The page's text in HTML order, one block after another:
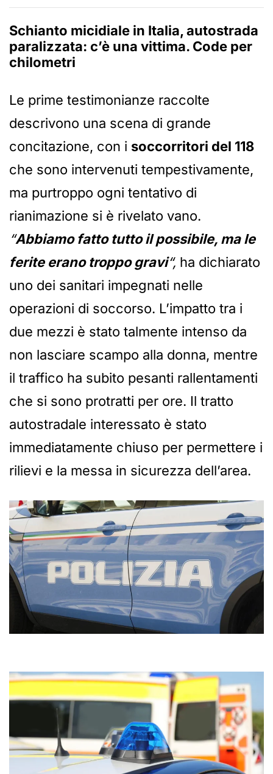
Schianto micidiale in Italia, autostrada
paralizzata: c’è una vittima. Code per
chilometri
Le prime testimonianze raccolte
descrivono una scena di grande
concitazione, con i soccorritori del 118
che sono intervenuti tempestivamente,
ma purtroppo ogni tentativo di
rianimazione si è rivelato vano.
“Abbiamo fatto tutto il possibile, ma le
ferite erano troppo gravi“, ha dichiarato
uno dei sanitari impegnati nelle
operazioni di soccorso. L’impatto tra i
due mezzi è stato talmente intenso da
non lasciare scampo alla donna, mentre
il traffico ha subito pesanti rallentamenti
che si sono protratti per ore. Il tratto
autostradale interessato è stato
immediatamente chiuso per permettere i
rilievi e la messa in sicurezza dell’area.